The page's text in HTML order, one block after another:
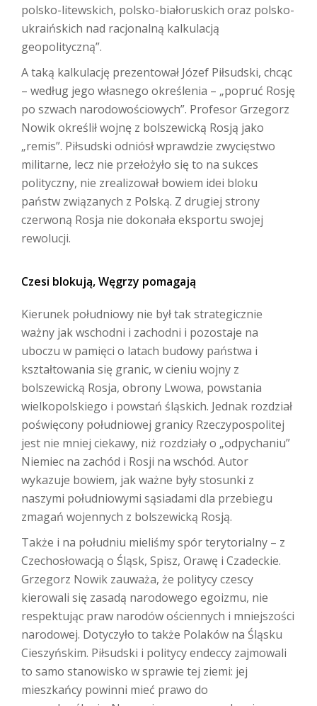
polsko-litewskich, polsko-białoruskich oraz polsko-
ukraińskich nad racjonalną kalkulacją
geopolityczną”.
A taką kalkulację prezentował Józef Piłsudski, chcąc
– według jego własnego określenia – „popruć Rosję
po szwach narodowościowych”. Profesor Grzegorz
Nowik określił wojnę z bolszewicką Rosją jako
„remis”. Piłsudski odniósł wprawdzie zwycięstwo
militarne, lecz nie przełożyło się to na sukces
polityczny, nie zrealizował bowiem idei bloku
państw związanych z Polską. Z drugiej strony
czerwoną Rosja nie dokonała eksportu swojej
rewolucji.
Czesi blokują, Węgrzy pomagają
Kierunek południowy nie był tak strategicznie
ważny jak wschodni i zachodni i pozostaje na
uboczu w pamięci o latach budowy państwa i
kształtowania się granic, w cieniu wojny z
bolszewicką Rosja, obrony Lwowa, powstania
wielkopolskiego i powstań śląskich. Jednak rozdział
poświęcony południowej granicy Rzeczypospolitej
jest nie mniej ciekawy, niż rozdziały o „odpychaniu”
Niemiec na zachód i Rosji na wschód. Autor
wykazuje bowiem, jak ważne były stosunki z
naszymi południowymi sąsiadami dla przebiegu
zmagań wojennych z bolszewicką Rosją.
Także i na południu mieliśmy spór terytorialny – z
Czechosłowacją o Śląsk, Spisz, Orawę i Czadeckie.
Grzegorz Nowik zauważa, że politycy czescy
kierowali się zasadą narodowego egoizmu, nie
respektując praw narodów ościennych i mniejszości
narodowej. Dotyczyło to także Polaków na Śląsku
Cieszyńskim. Piłsudski i politycy endeccy zajmowali
to samo stanowisko w sprawie tej ziemi: jej
mieszkańcy powinni mieć prawo do